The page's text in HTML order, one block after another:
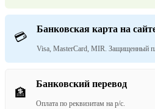
💳
Банковская карта на
Visa, MasterCard, MIR. Защищенный
🏦
Банковский перевод
Оплата по реквизитам на р/с.